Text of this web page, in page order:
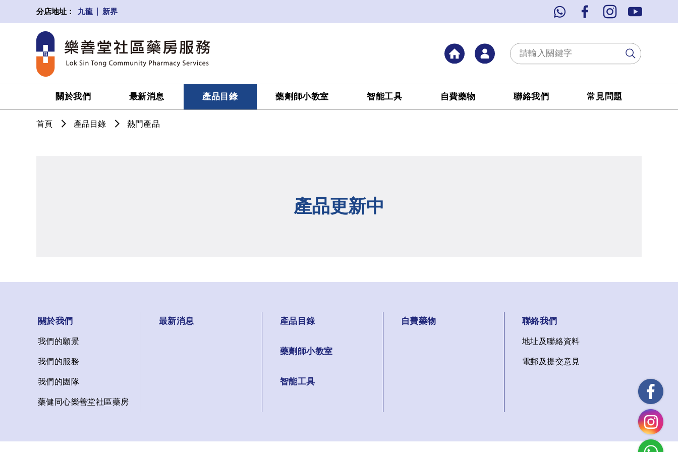
分店地址： 九龍 新界
關於我們 最新消息 產品目錄 藥劑師小教室 智能工具 自費藥物 聯絡我們 常見問題
首頁 產品目錄 熱門產品
產品更新中
關於我們
我們的願景
我們的服務
我們的團隊
藥健同心樂善堂社區藥房
最新消息 產品目錄
藥劑師小教室
智能工具
自費藥物 聯絡我們
地址及聯絡資料
電郵及提交意見